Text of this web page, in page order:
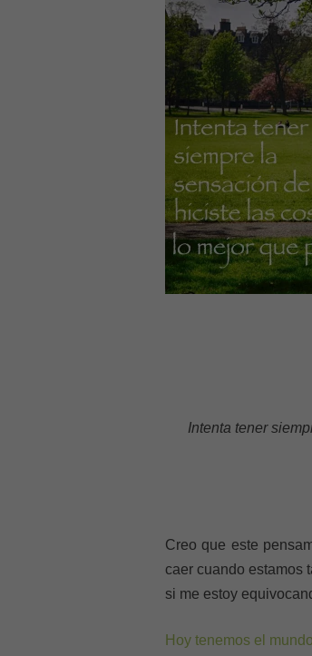
Intenta tener
Creo que este
caer cuando estamos
si me estoy
Hoy tenemos el